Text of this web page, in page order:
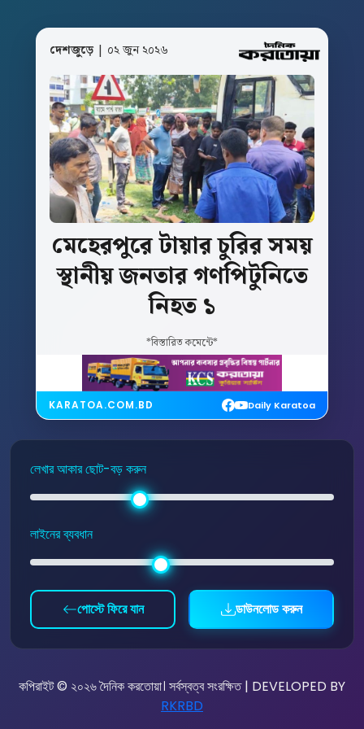
দেশজুড়ে| ০২ জুন ২০২৬
মেহেরপুরেটায়ারচুরিরসময়
স্থানীয়জনতারগণপিটুনিতে
নিহত ১
*বিস্তারিত কমেন্টে*
KARATOA.COM.BD Daily Karatoa
লেখার আকার ছোট-বড় করুন
লাইনের ব্যবধান
পোস্টে ফিরে যান ডাউনলোড করুন
কপিরাইট © ২০২৬ দৈনিক করতোয়া। সর্বস্বত্ব সংরক্ষিত | DEVELOPED BY
RKRBD